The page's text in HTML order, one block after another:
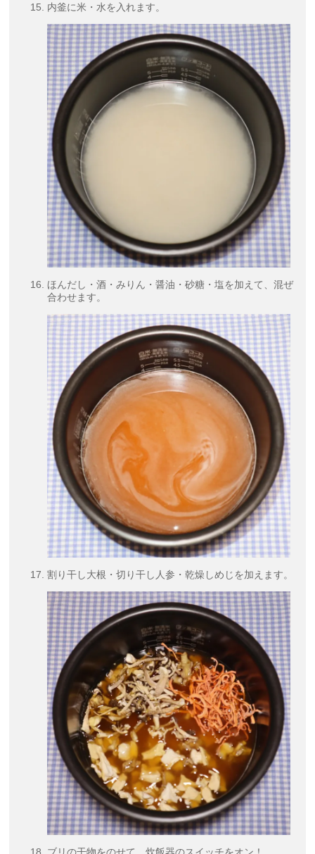
内釜に米・水を入れます。
ほんだし・酒・みりん・醤油・砂糖・塩を加えて、混ぜ
合わせます。
割り干し大根・切り干し人参・乾燥しめじを加えます。
ブリの干物をのせて、炊飯器のスイッチをオン！